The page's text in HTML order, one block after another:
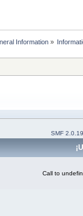
Information»
SMF 2.0.19
Call to